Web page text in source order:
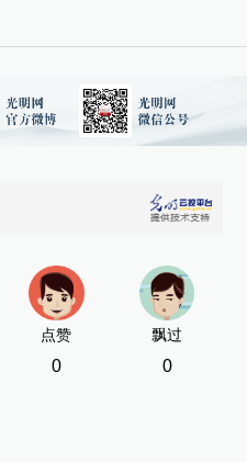
展
洲
点赞
0
飘过
0